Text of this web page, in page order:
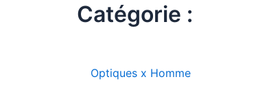
Catégorie :
Optiques x Homme